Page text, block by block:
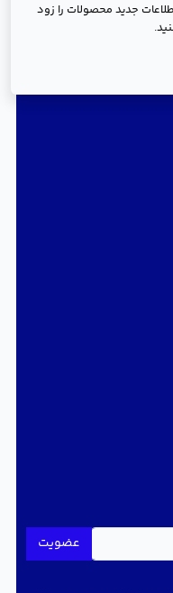
جدید محصولات را زود
عضویت